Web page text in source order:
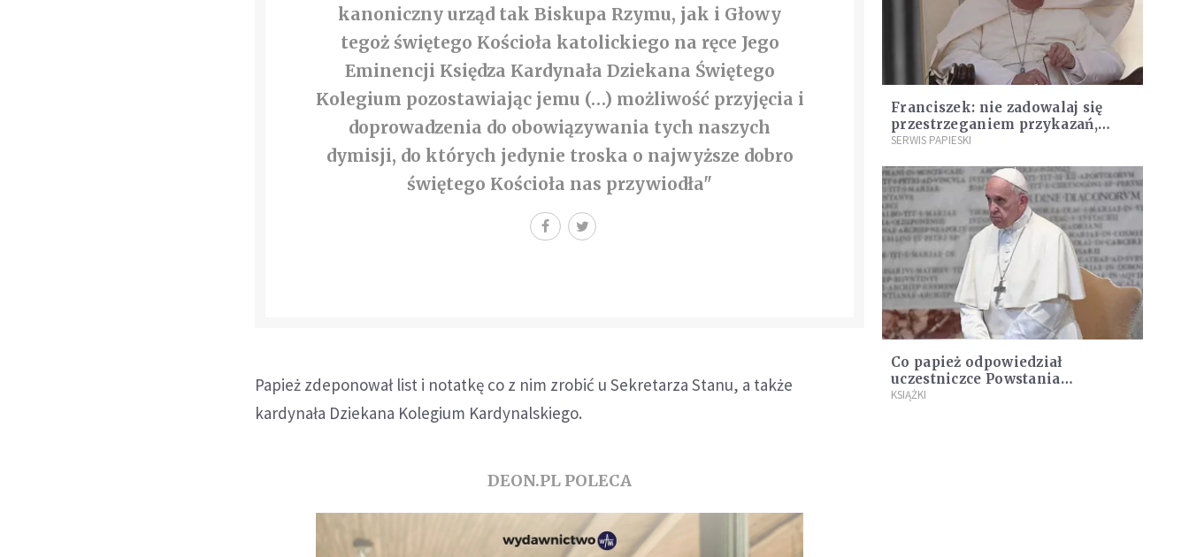
kanoniczny urząd tak Biskupa Rzymu, jak i Głowy
tegoż świętego Kościoła katolickiego na ręce Jego
Eminencji Księdza Kardynała Dziekana Świętego
Kolegium pozostawiając jemu (…) możliwość przyjęcia i
doprowadzenia do obowiązywania tych naszych
dymisji, do których jedynie troska o najwyższe dobro
świętego Kościoła nas przywiodła"
Papież zdeponował list i notatkę co z nim zrobić u Sekretarza Stanu, a także
kardynała Dziekana Kolegium Kardynalskiego.
DEON.PL POLECA
Franciszek: nie zadowalaj się
przestrzeganiem przykazań,
daniem trochę na jałmużnę i
SERWIS PAPIESKI
Co papież odpowiedział
uczestniczce Powstania
Warszawskiego?
KSIĄŻKI